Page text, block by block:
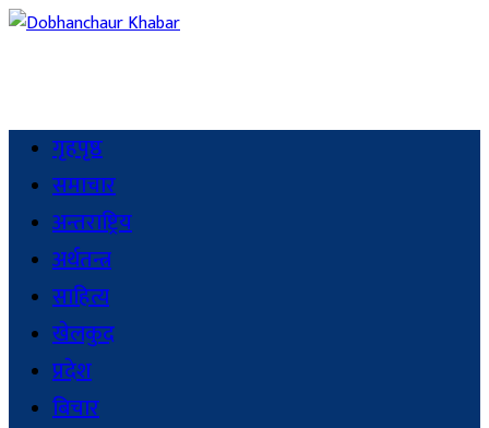
गृहपृष्ठ
समाचार
अन्तराष्ट्रिय
अर्थतन्त्र
साहित्य
खेलकुद
प्रदेश
बिचार